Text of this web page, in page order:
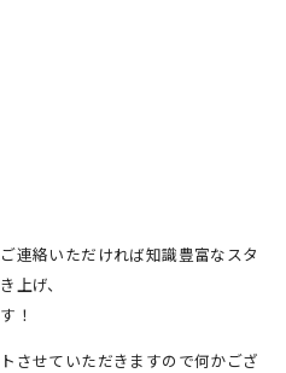
連絡いただければ知識豊富なスタ
上げ、
！
させていただきますので何かござ